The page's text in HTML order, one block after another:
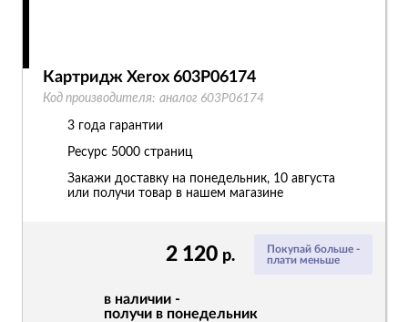
Покупай больше -
плати меньше
2 120 р.
в наличии -
получи в понедельник
Картридж Xerox 603P06174
Код производителя: аналог 603P06174
3 года гарантии
Ресурс 5000 страниц
Закажи доставку на понедельник, 10 августа
или получи товар в нашем магазине